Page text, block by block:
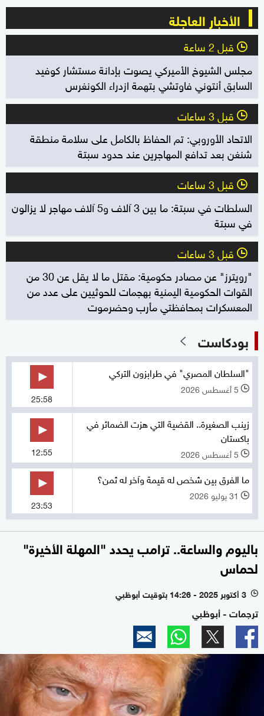
الأخبار العاجلة
l قبل 2 ساعة
مجلس الشيوخ الأميركي يصوت بإدانة مستشار كوفيد
السابق أنتوني فاوتشي بتهمة ازدراء الكونغرس
l قبل 3 ساعات
الاتحاد الأوروبي: تم الحفاظ بالكامل على سلامة منطقة
شنغن بعد تدافع المهاجرين عند حدود سبتة
l قبل 3 ساعات
السلطات في سبتة: ما بين 3 آلاف و5 آلاف مهاجر لا يزالون
في سبتة
l قبل 3 ساعات
"رويترز" عن مصادر حكومية: مقتل ما لا يقل عن 30 من
القوات الحكومية اليمنية بهجمات للحوثيين على عدد من
المعسكرات بمحافظتي مأرب وحضرموت
بودكاست
"السلطان المصري" في طرابزون التركي
l 5 أغسطس 2026
25:58
زينب الصغيرة.. القضية التي هزت الضمائر في
باكستان
l 5 أغسطس 2026 12:55
ما الفرق بين شخص له قيمة وآخر له ثمن؟
l 31 يوليو 2026
23:53
باليوم والساعة.. ترامب يحدد "المهلة الأخيرة"
لحماس
l 3 أكتوبر 2025 - 14:26 بتوقيت أبوظبي
ترجمات - أبوظبي